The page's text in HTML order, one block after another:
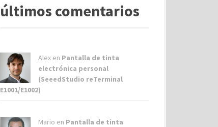
últimos comentarios
Alex en Pantalla de tinta
electrónica personal
(SeeedStudio reTerminal
E1001/E1002)
Mario en Pantalla de tinta